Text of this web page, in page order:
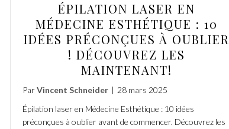
ÉPILATION LASER EN
MÉDECINE ESTHÉTIQUE : 10
IDÉES PRÉCONÇUES À OUBLIER
! DÉCOUVREZ LES
MAINTENANT!
ParVincent Schneider | 28 mars 2025
Épilation laser en Médecine Esthétique : 10 idées
préconçues à oublier avant de commencer. Découvrez les